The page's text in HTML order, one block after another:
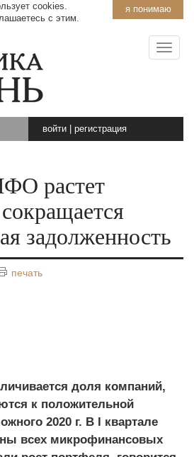
я понимаю
cookies.
с этим.
войти регистрация
растет
задолженность
печать
доля компаний,
к положительной
2020 г. В I квартале
всех микрофинансовых